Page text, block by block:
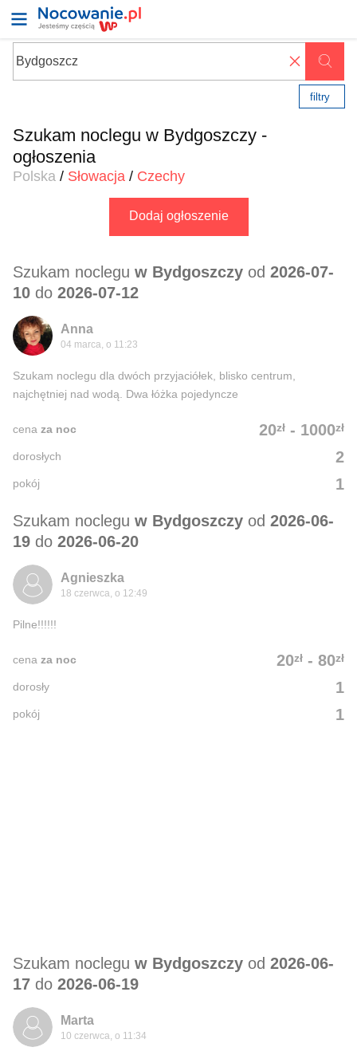
✖
filtry
Szukam noclegu w Bydgoszczy -
ogłoszenia
Polska / Słowacja / Czechy
Dodaj ogłoszenie
Szukam noclegu w Bydgoszczy od 2026-07-
10 do 2026-07-12
Anna
04 marca, o 11:23
Szukam noclegu dla dwóch przyjaciółek, blisko centrum,
najchętniej nad wodą. Dwa łóżka pojedyncze
20zł - 1000zł
cena za noc
2
dorosłych
1
pokój
Szukam noclegu w Bydgoszczy od 2026-06-
19 do 2026-06-20
Agnieszka
18 czerwca, o 12:49
Pilne!!!!!!
20zł - 80zł
cena za noc
1
dorosły
1
pokój
Szukam noclegu w Bydgoszczy od 2026-06-
17 do 2026-06-19
Marta
10 czerwca, o 11:34